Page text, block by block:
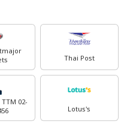
Thai Post
02-
Lotus's